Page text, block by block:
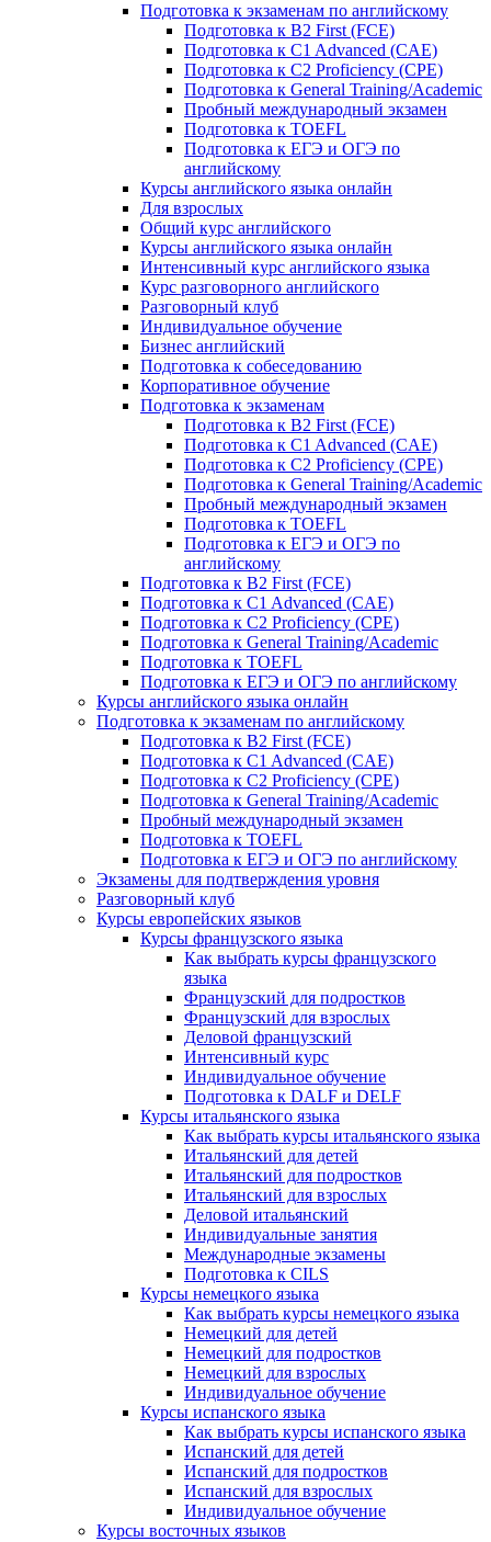
Подготовка к экзаменам по английскому
Подготовка к B2 First (FCE)
Подготовка к C1 Advanced (CAE)
Подготовка к C2 Proficiency (CPE)
Подготовка к General Training/Academic
Пробный международный экзамен
Подготовка к TOEFL
Подготовка к ЕГЭ и ОГЭ по
английскому
Курсы английского языка онлайн
Для взрослых
Общий курс английского
Курсы английского языка онлайн
Интенсивный курс английского языка
Курс разговорного английского
Разговорный клуб
Индивидуальное обучение
Бизнес английский
Подготовка к собеседованию
Корпоративное обучение
Подготовка к экзаменам
Подготовка к B2 First (FCE)
Подготовка к C1 Advanced (CAE)
Подготовка к C2 Proficiency (CPE)
Подготовка к General Training/Academic
Пробный международный экзамен
Подготовка к TOEFL
Подготовка к ЕГЭ и ОГЭ по
английскому
Подготовка к B2 First (FCE)
Подготовка к C1 Advanced (CAE)
Подготовка к C2 Proficiency (CPE)
Подготовка к General Training/Academic
Подготовка к TOEFL
Подготовка к ЕГЭ и ОГЭ по английскому
Курсы английского языка онлайн
Подготовка к экзаменам по английскому
Подготовка к B2 First (FCE)
Подготовка к C1 Advanced (CAE)
Подготовка к C2 Proficiency (CPE)
Подготовка к General Training/Academic
Пробный международный экзамен
Подготовка к TOEFL
Подготовка к ЕГЭ и ОГЭ по английскому
Экзамены для подтверждения уровня
Разговорный клуб
Курсы европейских языков
Курсы французского языка
Как выбрать курсы французского
языка
Французский для подростков
Французский для взрослых
Деловой французский
Интенсивный курс
Индивидуальное обучение
Подготовка к DALF и DELF
Курсы итальянского языка
Как выбрать курсы итальянского языка
Итальянский для детей
Итальянский для подростков
Итальянский для взрослых
Деловой итальянский
Индивидуальные занятия
Международные экзамены
Подготовка к CILS
Курсы немецкого языка
Как выбрать курсы немецкого языка
Немецкий для детей
Немецкий для подростков
Немецкий для взрослых
Индивидуальное обучение
Курсы испанского языка
Как выбрать курсы испанского языка
Испанский для детей
Испанский для подростков
Испанский для взрослых
Индивидуальное обучение
Курсы восточных языков